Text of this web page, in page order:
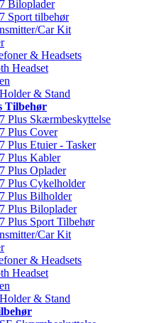
Biloplader
Sport tilbehør
Car Kit
& Headsets
Headset
& Stand
Tilbehør
Plus Skærmbeskyttelse
Plus Cover
Plus Etuier - Tasker
Plus Kabler
Plus Oplader
Plus Cykelholder
Plus Bilholder
Plus Biloplader
Plus Sport Tilbehør
Car Kit
& Headsets
Headset
& Stand